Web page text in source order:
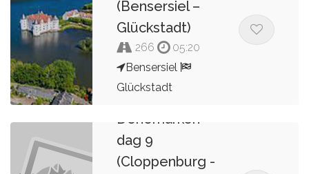
(Bensersiel –
Glückstadt)
266
05:20
Bensersiel
Glückstadt
Kees van de Pol
Denemarken
dag 9
(Cloppenburg -